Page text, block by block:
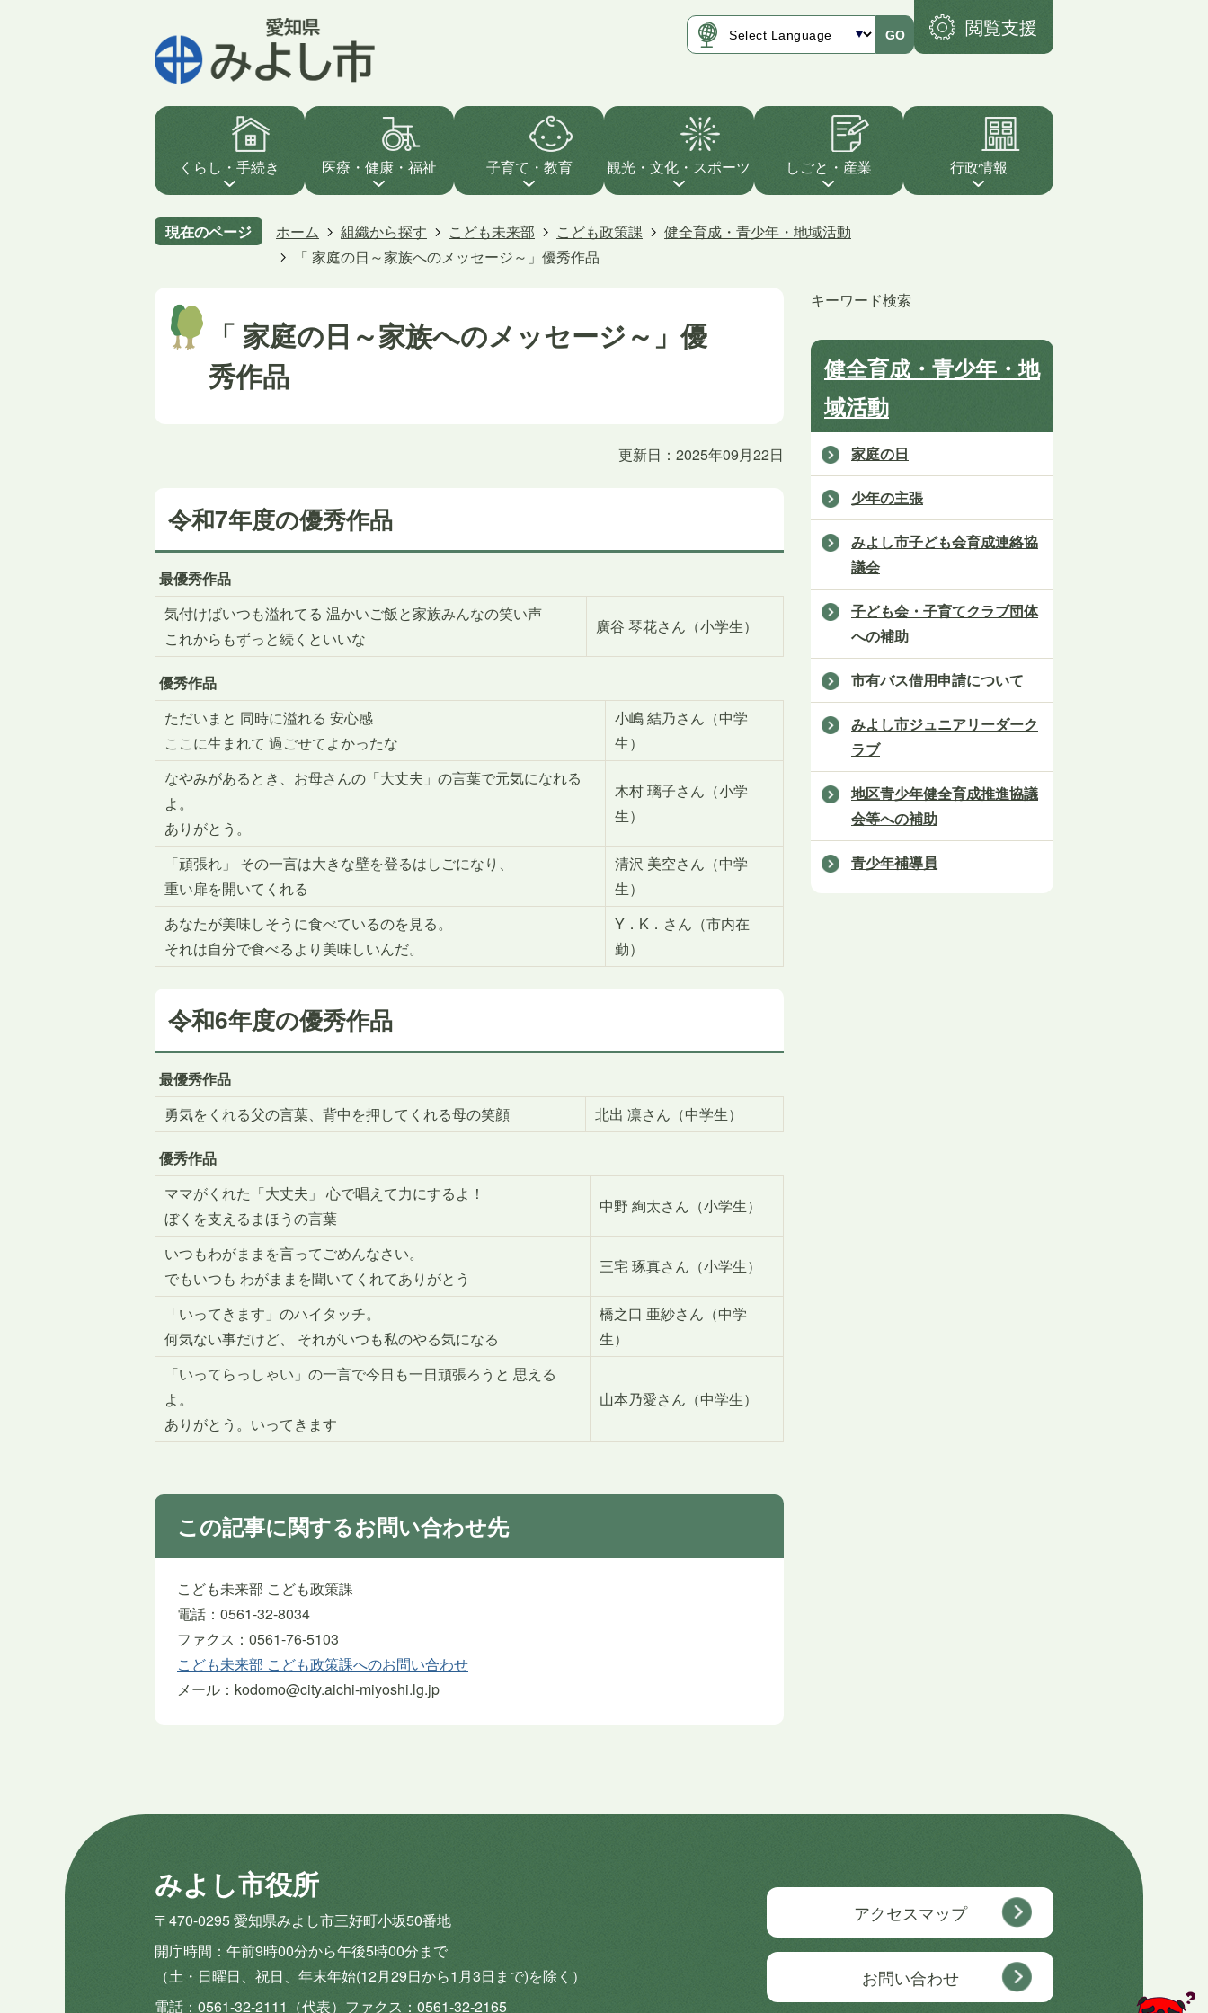
GO 閲覧支援
くらし・手続き 医療・健康・福祉 子育て・教育 観光・文化・スポーツ しごと・産業 行政情報
現在のページ ホーム 組織から探す こども未来部 こども政策課
健全育成・青少年・地域活動
「 家庭の日～家族へのメッセージ～」優秀作品
「 家庭の日～家族へのメッセージ～」優
秀作品
更新日：2025年09月22日
令和7年度の優秀作品
最優秀作品
気付けばいつも溢れてる 温かいご飯と家族みんなの笑い声
これからもずっと続くといいな
廣谷 琴花さん（小学生）
優秀作品
ただいまと 同時に溢れる 安心感
ここに生まれて 過ごせてよかったな
小嶋 結乃さん（中学
生）
なやみがあるとき、お母さんの「大丈夫」の言葉で元気になれる
よ。
ありがとう。
木村 璃子さん（小学
生）
「頑張れ」 その一言は大きな壁を登るはしごになり、
重い扉を開いてくれる
清沢 美空さん（中学
生）
あなたが美味しそうに食べているのを見る。
それは自分で食べるより美味しいんだ。
Y．K．さん（市内在
勤）
令和6年度の優秀作品
最優秀作品
勇気をくれる父の言葉、背中を押してくれる母の笑顔
北出 凛さん（中学生）
優秀作品
ママがくれた「大丈夫」 心で唱えて力にするよ！
ぼくを支えるまほうの言葉
中野 絢太さん（小学生）
いつもわがままを言ってごめんなさい。
でもいつも わがままを聞いてくれてありがとう
三宅 琢真さん（小学生）
「いってきます」のハイタッチ。
何気ない事だけど、 それがいつも私のやる気になる
橋之口 亜紗さん（中学
生）
「いってらっしゃい」の一言で今日も一日頑張ろうと 思える
よ。
ありがとう。いってきます
山本乃愛さん（中学生）
この記事に関するお問い合わせ先
こども未来部 こども政策課
電話：0561-32-8034
ファクス：0561-76-5103
こども未来部 こども政策課へのお問い合わせ
メール：kodomo@city.aichi-miyoshi.lg.jp
キーワード検索
健全育成・青少年・地
域活動
家庭の日
少年の主張
みよし市子ども会育成連絡協
議会
子ども会・子育てクラブ団体
への補助
市有バス借用申請について
みよし市ジュニアリーダーク
ラブ
地区青少年健全育成推進協議
会等への補助
青少年補導員
みよし市役所
〒470-0295 愛知県みよし市三好町小坂50番地
開庁時間
午前9時00分から午後5時00分まで
（土・日曜日、祝日、年末年始(12月29日から1月3日まで)を除く）
電話
0561-32-2111（代表） ファクス 0561-32-2165
アクセスマップ
お問い合わせ